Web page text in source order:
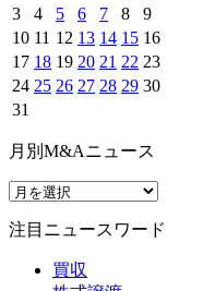
3
4 5 6 7 8
9
10 11 12 13 14 15 16
17 18 19 20 21 22 23
24 25 26 27 28 29 30
31
月別M&Aニュース
注目ニュースワード
買収